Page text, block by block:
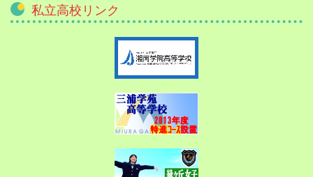
私立高校リンク